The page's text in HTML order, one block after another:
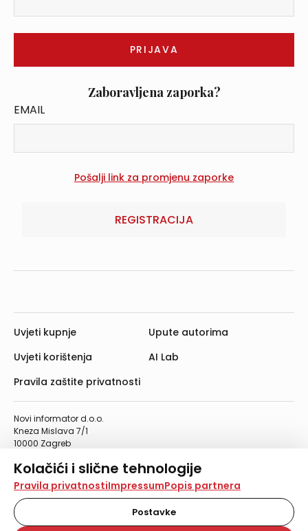
Kolačići i slične tehnologije
Na našoj web stranici koristimo kolačiće i slične
tehnologije za pohranu, čitanje i obradu informacija na
vašem uređaju. Time poboljšavamo korisničko iskustvo,
analiziramo promet na stranici te prikazujemo sadržaje i
Pravila privatnostiImpressumPopis partnera
Postavke
Zaboravljena zaporka?
EMAIL
REGISTRACIJA
Novi informator d.o.o.
Kneza Mislava 7/1
10000 Zagreb
Telefaks: 01/4612-553
info@informator.hr
PRATITE NAS:
Uvjeti kupnje
Uvjeti korištenja
Pravila zaštite privatnosti
Upute autorima
AI Lab